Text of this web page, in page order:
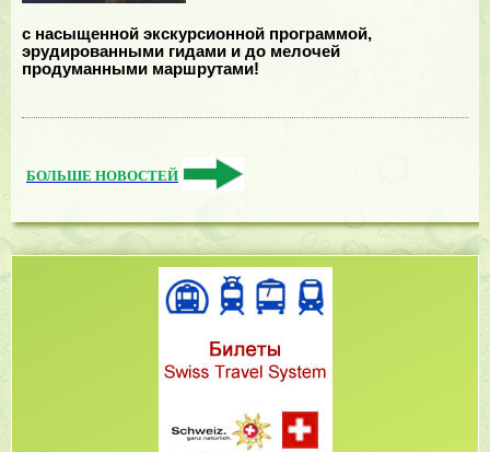
с насыщенной экскурсионной программой,
эрудированными гидами и до мелочей
продуманными маршрутами!
БОЛЬШЕ НОВОСТЕЙ